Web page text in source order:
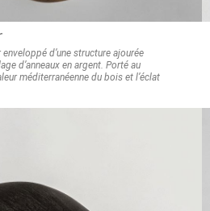
d’une structure ajourée
d’anneaux en argent. Porté au
méditerranéenne du bois et l’éclat